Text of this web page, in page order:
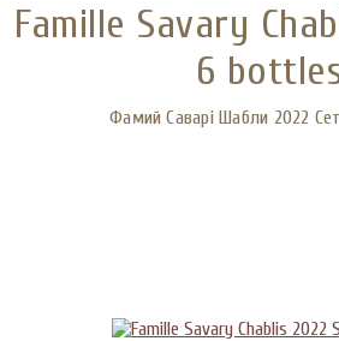
Famille Savary
6
Фамий Саварі Шабли 2022